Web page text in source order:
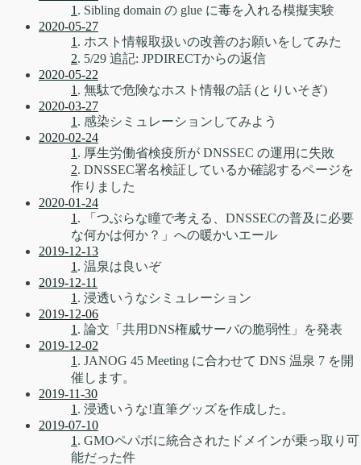
1 . Sibling domain の glue に毒を入れる模擬実験
2020-05-27
1 . ホスト情報取扱いの改善のお願いをしてみた
2. 5/29 追記: JPDIRECTからの返信
2020-05-22
1 . 無駄で危険なホスト情報の話 (とりいそぎ)
2020-03-27
1 . 感染シミュレーションしてみよう
2020-02-24
1 . 厚生労働省検疫所が DNSSEC の運用に失敗
2. DNSSEC署名検証しているか確認するページを
作りました
2020-01-24
1 . 「つぶらな瞳で考える、DNSSECの普及に必要
な何かは何か？」への暖かいエール
2019-12-13
1 . 温泉は良いぞ
2019-12-11
1 . 浸透いうなシミュレーション
2019-12-06
1 . 論文「共用DNS権威サーバの脆弱性」を発表
2019-12-02
1 . JANOG 45 Meeting に合わせて DNS 温泉 7 を開
催します。
2019-11-30
1 . 浸透いうな!直筆グッズを作成した。
2019-07-10
1 . GMOペパボに統合されたドメインが乗っ取り可
能だった件